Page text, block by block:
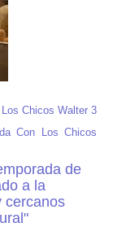
Chicos Walter 3
Con Los Chicos
de
a la
cercanos